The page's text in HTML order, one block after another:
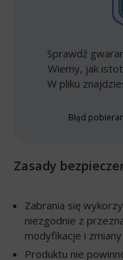
Sprawdź
Wiemy, jak
W pliku
Błąd
Zasady
Zabrania się
niezgodnie z
modyfikacje i
Produktu nie